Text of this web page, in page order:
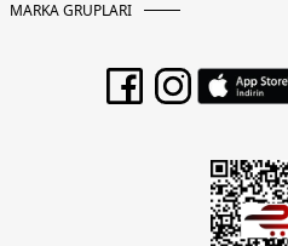
MARKA GRUPLARI